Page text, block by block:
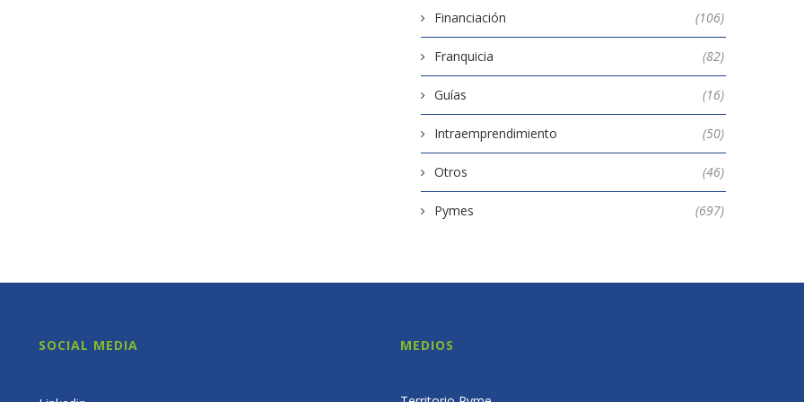
Financiación (106)
Franquicia (82)
Guías (16)
Intraemprendimiento (50)
Otros (46)
Pymes (697)
SOCIAL MEDIA MEDIOS